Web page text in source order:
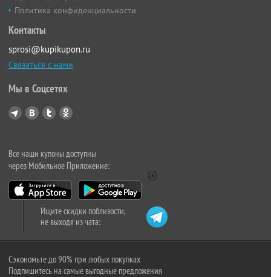
Политика конфиденциальности
Контакты
sprosi@kupikupon.ru
Связаться с нами
Мы в Соцсетях
Все наши купоны доступны
через Мобильное Приложение:
Ищите скидки поблизости,
не выходя из чата:
Сэкономьте до 90% при любых покупках
Подпишитесь на самые выгодные предложения